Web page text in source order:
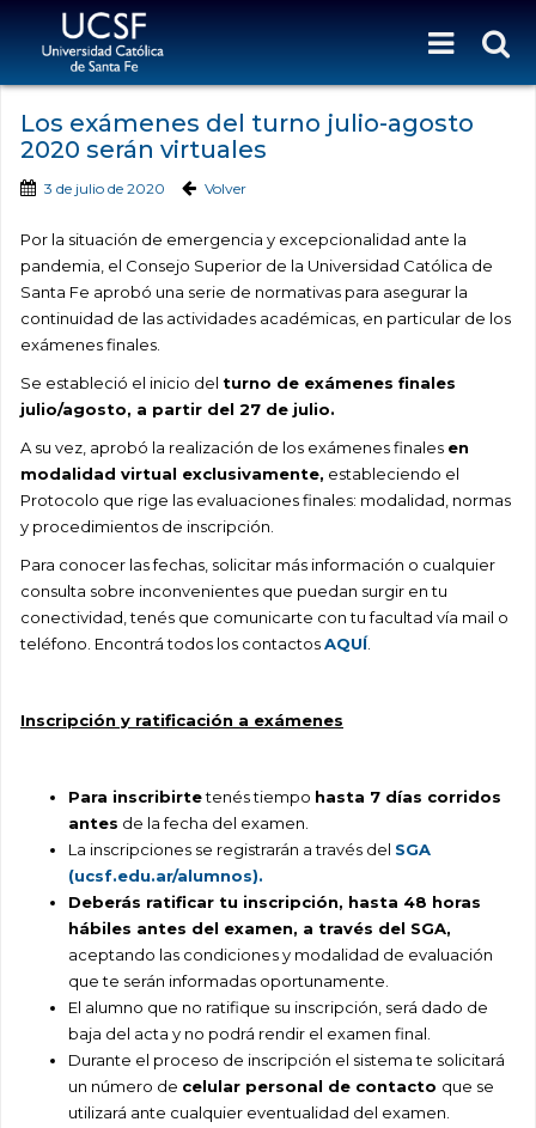
Los exámenes del turno julio-agosto
2020 serán virtuales
3 de julio de 2020 Volver
Por la situación de emergencia y excepcionalidad ante la
pandemia, el Consejo Superior de la Universidad Católica de
Santa Fe aprobó una serie de normativas para asegurar la
continuidad de las actividades académicas, en particular de los
exámenes finales.
Se estableció el inicio del turno de exámenes finales
julio/agosto, a partir del 27 de julio.
A su vez, aprobó la realización de los exámenes finales en
modalidad virtual exclusivamente, estableciendo el
Protocolo que rige las evaluaciones finales: modalidad, normas
y procedimientos de inscripción.
Para conocer las fechas, solicitar más información o cualquier
consulta sobre inconvenientes que puedan surgir en tu
conectividad, tenés que comunicarte con tu facultad vía mail o
teléfono. Encontrá todos los contactosAQUÍ
Inscripción y ratificación a exámenes
Para inscribirtetenés tiempo hasta 7 días corridos
antes de la fecha del examen.
La inscripciones se registrarán a través del SGA
(ucsf.edu.ar/alumnos).
Deberás ratificar tu inscripción, hasta 48 horas
hábiles antes del examen, a través del SGA,
aceptando las condiciones y modalidad de evaluación
que te serán informadas oportunamente.
El alumno que no ratifique su inscripción, será dado de
baja del acta y no podrá rendir el examen final.
Durante el proceso de inscripción el sistema te solicitará
un número de celular personal de contacto que se
utilizará ante cualquier eventualidad del examen.